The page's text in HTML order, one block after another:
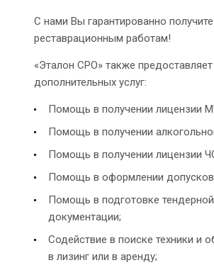
С нами Вы гарантированно
реставрационным работам!
«Эталон СРО» также
дополнительных услуг:
Помощь в получении лицензии
Помощь в получении
Помощь в получении лицензии
Помощь в оформлении
Помощь в подготовке тендерной
документации;
Содействие в поиске техники и
в лизинг или в аренду;